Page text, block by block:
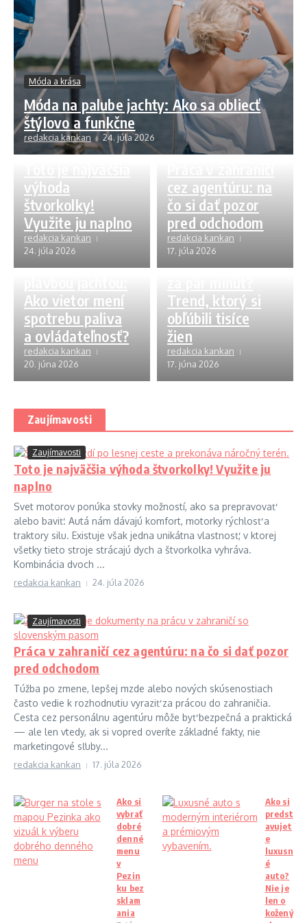
Móda a krása
Móda na palube jachty: Ako sa obliecť
štýlovo a funkčne
redakcia kankan 24. júla 2026
Zaujímavosti
výhoda
štvorkolky!
Využite ju naplno
redakcia kankan
24. júla 2026
Zaujímavosti
cez agentúru: na
čo si dať pozor
pred odchodom
redakcia kankan
17. júla 2026
Dobré rady
Tipy pred
Ako vietor mení
spotrebu paliva
a ovládateľnosť?
redakcia kankan
20. júna 2026
Móda a krása
Hustejšie vlasy
Trend, ktorý si
obľúbili tisíce
žien
redakcia kankan
17. júna 2026
Zaujímavosti
Zaujímavosti
Toto je najväčšia výhoda štvorkolky! Využite ju
naplno
Svet motorov ponúka stovky možností, ako sa prepravovať
alebo baviť. Autá nám dávajú komfort, motorky rýchlosť a
traktory silu. Existuje však jedna unikátna vlastnosť, v ktorej
všetky tieto stroje strácajú dych a štvorkolka vyhráva.
Kombinácia dvoch ...
redakcia kankan 24. júla 2026
Zaujímavosti
Práca v zahraničí cez agentúru: na čo si dať pozor
pred odchodom
Túžba po zmene, lepšej mzde alebo nových skúsenostiach
často vedie k rozhodnutiu vyraziť za prácou do zahraničia.
Cesta cez personálnu agentúru môže byť bezpečná a praktická
— ale len vtedy, ak si vopred overíte základné fakty, nie
marketingové sľuby...
redakcia kankan 17. júla 2026
Ako si
vybrať
dobré
denné
menu
v
Pezin
ku bez
sklam
ania
Ako si
predst
avujet
e
luxusn
é
auto?
Nie je
len o
kožený